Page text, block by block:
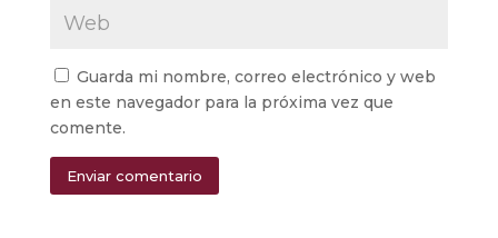
Guarda mi nombre, correo electrónico y web
en este navegador para la próxima vez que
comente.
Enviar comentario